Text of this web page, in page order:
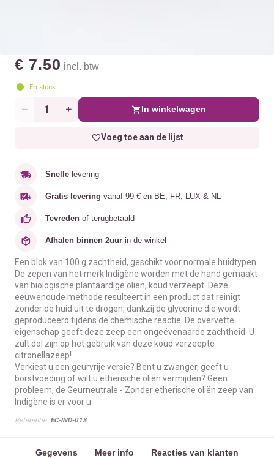
€ 7.50 incl. btw
En stock
Aantal In winkelwagen
Voeg toe aan de lijst
Snelle levering
Gratis levering vanaf 99 € en BE, FR, LUX & NL
Tevreden of terugbetaald
Afhalen binnen 2uur in de winkel
Een blok van 100 g zachtheid, geschikt voor normale huidtypen.
De zepen van het merk Indigène worden met de hand gemaakt
van biologische plantaardige oliën, koud verzeept. Deze
eeuwenoude methode resulteert in een product dat reinigt
zonder de huid uit te drogen, dankzij de glycerine die wordt
geproduceerd tijdens de chemische reactie. De overvette
eigenschap geeft deze zeep een ongeëvenaarde zachtheid. U
zult dol zijn op het gebruik van deze koud verzeepte
citronellazeep!
Verkiest u een geurvrije versie? Bent u zwanger, geeft u
borstvoeding of wilt u etherische oliën vermijden? Geen
probleem, de Geurneutrale - Zonder etherische oliën zeep van
Indigène is er voor u.
Referentie: EC-IND-013
Gegevens Meer info Reacties van klanten